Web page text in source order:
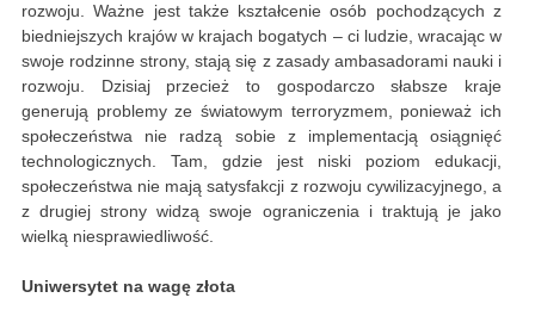
rozwoju. Ważne jest także kształcenie osób pochodzących z
biedniejszych krajów w krajach bogatych – ci ludzie, wracając w
swoje rodzinne strony, stają się z zasady ambasadorami nauki i
rozwoju. Dzisiaj przecież to gospodarczo słabsze kraje
generują problemy ze światowym terroryzmem, ponieważ ich
społeczeństwa nie radzą sobie z implementacją osiągnięć
technologicznych. Tam, gdzie jest niski poziom edukacji,
społeczeństwa nie mają satysfakcji z rozwoju cywilizacyjnego, a
z drugiej strony widzą swoje ograniczenia i traktują je jako
wielką niesprawiedliwość.
Uniwersytet na wagę złota